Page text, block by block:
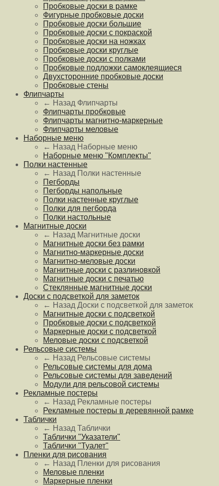
Пробковые доски в рамке
Фигурные пробковые доски
Пробковые доски большие
Пробковые доски с покраской
Пробковые доски на ножках
Пробковые доски круглые
Пробковые доски с полками
Пробковые подложки самоклеящиеся
Двухсторонние пробковые доски
Пробковые стены
Флипчарты
← Назад Флипчарты
Флипчарты пробковые
Флипчарты магнитно-маркерные
Флипчарты меловые
Наборные меню
← Назад Наборные меню
Наборные меню "Комплекты"
Полки настенные
← Назад Полки настенные
Пегборды
Пегборды напольные
Полки настенные круглые
Полки для пегборда
Полки настольные
Магнитные доски
← Назад Магнитные доски
Магнитные доски без рамки
Магнитно-маркерные доски
Магнитно-меловые доски
Магнитные доски с разлиновкой
Магнитные доски с печатью
Стеклянные магнитные доски
Доски с подсветкой для заметок
← Назад Доски с подсветкой для заметок
Магнитные доски с подсветкой
Пробковые доски с подсветкой
Маркерные доски с подсветкой
Меловые доски с подсветкой
Рельсовые системы
← Назад Рельсовые системы
Рельсовые системы для дома
Рельсовые системы для заведений
Модули для рельсовой системы
Рекламные постеры
← Назад Рекламные постеры
Рекламные постеры в деревянной рамке
Таблички
← Назад Таблички
Таблички "Указатели"
Таблички "Туалет"
Пленки для рисования
← Назад Пленки для рисования
Меловые пленки
Маркерные пленки